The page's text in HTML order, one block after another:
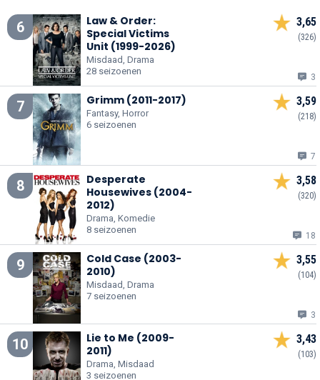
6
Law & Order:
Special Victims
Unit (1999-2026)
Misdaad, Drama
28 seizoenen
3,65
(326)
3
7 Grimm (2011-2017)
Fantasy, Horror
6 seizoenen
3,59
(218)
7
8
Desperate
Housewives (2004-
2012)
Drama, Komedie
8 seizoenen
3,58
(320)
18
9
Cold Case (2003-
2010)
Misdaad, Drama
7 seizoenen
3,55
(104)
3
10
Lie to Me (2009-
2011)
Drama, Misdaad
3 seizoenen
3,43
(103)